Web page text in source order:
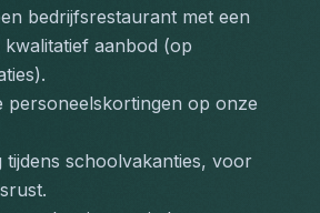
bedrijfsrestaurant met een
aanbod (op
personeelskortingen op onze
tijdens schoolvakanties, voor